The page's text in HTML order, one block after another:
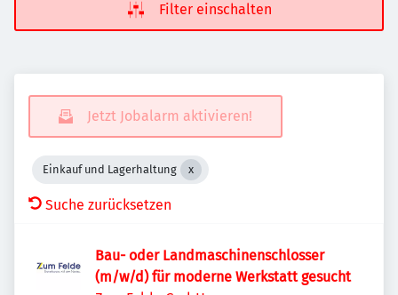
Filter einschalten
Jetzt Jobalarm aktivieren!
Einkauf und Lagerhaltung
Suche zurücksetzen
Bau- oder Landmaschinenschlosser
(m/w/d) für moderne Werkstatt gesucht